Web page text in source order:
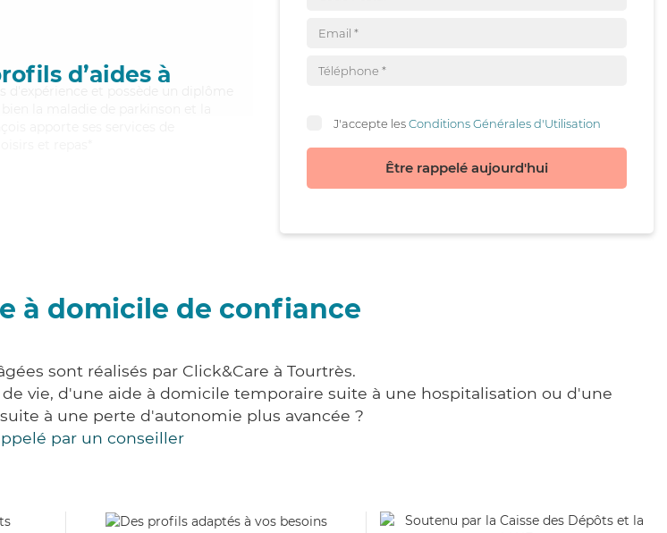
d’aides à
et possède un diplôme
la maladie de parkinson et la
J'accepte lesConditions Générales d'Utilisation
Être rappelé aujourd'hui
à domicile de confiance
sont réalisés par Click&Care à Tourtrès.
vie, d'une aide à domicile temporaire suite à une hospitalisation ou d'une
à une perte d'autonomie plus avancée ?
par un conseiller